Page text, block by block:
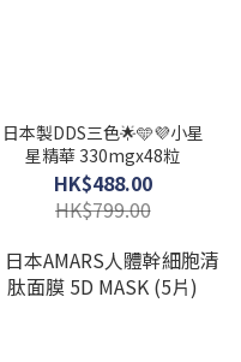
日本製DDS三色🌟🩵💜小星
星精華 330mgx48粒
HK$488.00
HK$799.00